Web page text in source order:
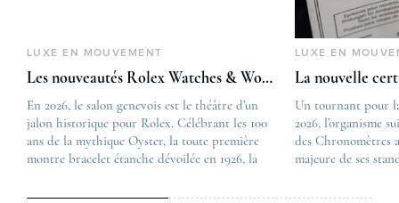
LUXE EN MOUVEMENT
Les nouveautés Rolex Watches & Wonders 2026
En 2026, le salon genevois est le théâtre d’un
jalon historique pour Rolex. Célébrant les 100
ans de la mythique Oyster, la toute première
montre bracelet étanche dévoilée en 1926, la
commémorative alliant héritage patrimonial et
The post
Les nouveautés
first appeared on
Lovetime
LUXE EN
La nouvelle
Un tournant pour
2026, l’organisme
des Chronomètres
majeure de ses
Chronometer”,